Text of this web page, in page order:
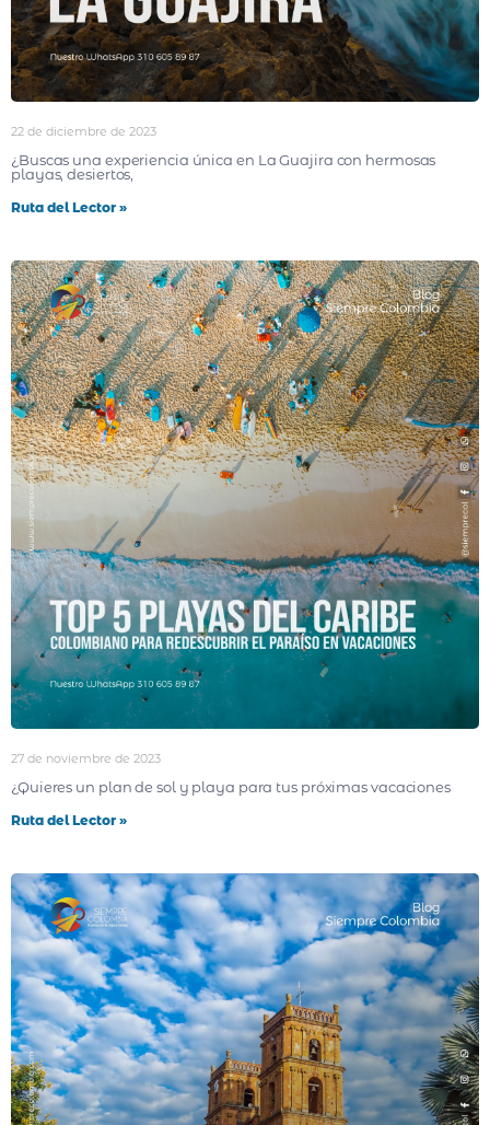
22 de diciembre de 2023
¿Buscas una experiencia única en La Guajira con hermosas
playas, desiertos,
Ruta del Lector »
27 de noviembre de 2023
¿Quieres un plan de sol y playa para tus próximas vacaciones
Ruta del Lector »